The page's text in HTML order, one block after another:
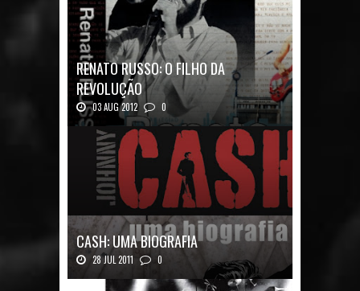
RENATO RUSSO: O FILHO DA
REVOLUÇÃO
03 AUG 2012 0
Renato Russo: O Filho da Revolução Autor: Car...
CASH: UMA BIOGRAFIA
28 JUL 2011 0
Quadrinhos alemães contam a história de um